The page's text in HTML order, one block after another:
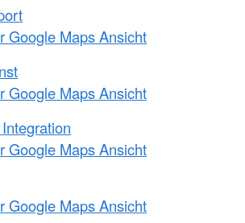
Google Maps Ansicht
Google Maps Ansicht
Google Maps Ansicht
Google Maps Ansicht